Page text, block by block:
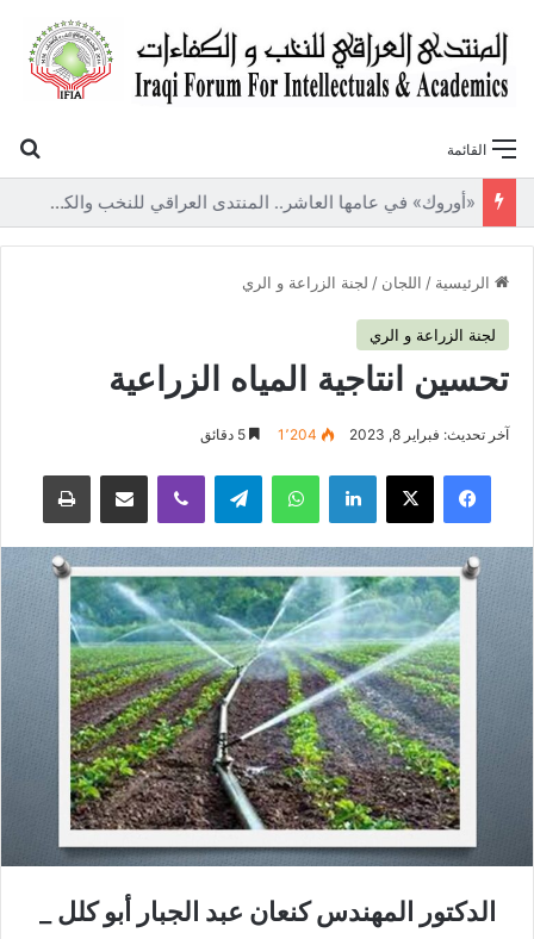
القائمة
«أوروك» في عامها العاشر.. المنتدى العراقي للنخب والكفاءات يصدر عددًا جديدًا ببحوث علمية تعالج قضايا الاقتصاد والطاقة
الرئيسية / اللجان / لجنة الزراعة و الري
لجنة الزراعة و الري
تحسين انتاجية المياه الزراعية
آخر تحديث: فبراير 8, 2023 1٬204
فيسبوك لينكدإن واتساب
الدكتور المهندس كنعان عبد الجبار أبو كلل _